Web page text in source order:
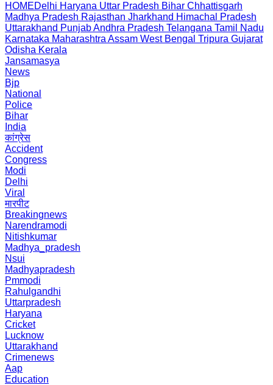
HOMEDelhi Haryana Uttar Pradesh Bihar Chhattisgarh
Madhya Pradesh Rajasthan Jharkhand Himachal Pradesh
Uttarakhand PunjabAndhra Pradesh Telangana Tamil Nadu
Karnataka Maharashtra Assam West Bengal Tripura Gujarat
Odisha Kerala
Jansamasya
News
Bjp
National
Police
Bihar
India
कांग्रेस
Accident
Congress
Modi
Delhi
Viral
मारपीट
Breakingnews
Narendramodi
Nitishkumar
Madhya_pradesh
Nsui
Madhyapradesh
Pmmodi
Rahulgandhi
Uttarpradesh
Haryana
Cricket
Lucknow
Uttarakhand
Crimenews
Aap
Education